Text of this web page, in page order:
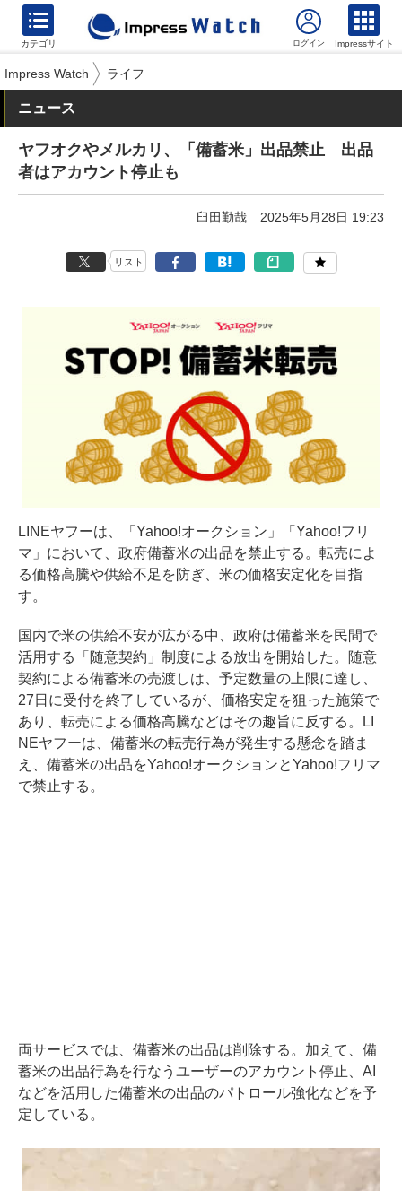
カテゴリ Impressサイト
Impress Watch ライフ
ニュース
ヤフオクやメルカリ、「備蓄米」出品禁止 出品
者はアカウント停止も
臼田勤哉 2025年5月28日 19:23
リスト
LINEヤフーは、「Yahoo!オークション」「Yahoo!フリ
マ」において、政府備蓄米の出品を禁止する。転売によ
る価格高騰や供給不足を防ぎ、米の価格安定化を目指
す。
国内で米の供給不安が広がる中、政府は備蓄米を民間で
活用する「随意契約」制度による放出を開始した。随意
契約による備蓄米の売渡しは、予定数量の上限に達し、
27日に受付を終了しているが、価格安定を狙った施策で
あり、転売による価格高騰などはその趣旨に反する。LI
NEヤフーは、備蓄米の転売行為が発生する懸念を踏ま
え、備蓄米の出品をYahoo!オークションとYahoo!フリマ
で禁止する。
両サービスでは、備蓄米の出品は削除する。加えて、備
蓄米の出品行為を行なうユーザーのアカウント停止、AI
などを活用した備蓄米の出品のパトロール強化などを予
定している。